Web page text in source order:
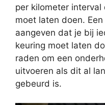
per kilometer
moet laten doen.
aangeven dat je bij
keuring moet laten
raden om een
uitvoeren als dit al
gebeurd is.